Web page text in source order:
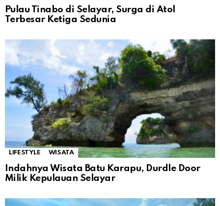
Pulau Tinabo di Selayar, Surga di Atol
Terbesar Ketiga Sedunia
LIFESTYLE WISATA
Indahnya Wisata Batu Karapu, Durdle Door
Milik Kepulauan Selayar